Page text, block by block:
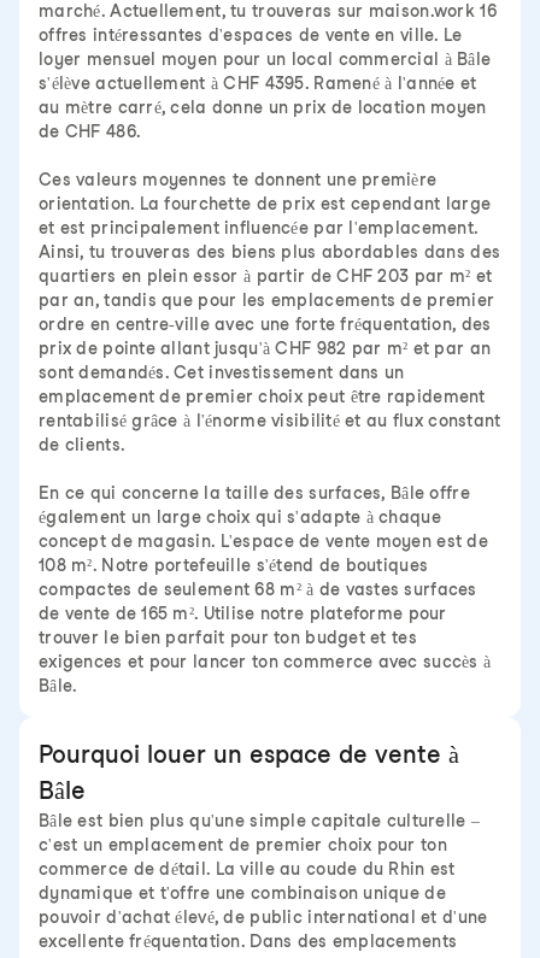
marché. Actuellement, tu trouveras sur maison.work 16
offres intéressantes d'espaces de vente en ville. Le
loyer mensuel moyen pour un local commercial à Bâle
s'élève actuellement à CHF 4395. Ramené à l'année et
au mètre carré, cela donne un prix de location moyen
de CHF 486.
Ces valeurs moyennes te donnent une première
orientation. La fourchette de prix est cependant large
et est principalement influencée par l'emplacement.
Ainsi, tu trouveras des biens plus abordables dans des
quartiers en plein essor à partir de CHF 203 par m² et
par an, tandis que pour les emplacements de premier
ordre en centre-ville avec une forte fréquentation, des
prix de pointe allant jusqu'à CHF 982 par m² et par an
sont demandés. Cet investissement dans un
emplacement de premier choix peut être rapidement
rentabilisé grâce à l'énorme visibilité et au flux constant
de clients.
En ce qui concerne la taille des surfaces, Bâle offre
également un large choix qui s'adapte à chaque
concept de magasin. L'espace de vente moyen est de
108 m². Notre portefeuille s'étend de boutiques
compactes de seulement 68 m² à de vastes surfaces
de vente de 165 m². Utilise notre plateforme pour
trouver le bien parfait pour ton budget et tes
exigences et pour lancer ton commerce avec succès à
Bâle.
Pourquoi louer un espace de vente à
Bâle
Bâle est bien plus qu'une simple capitale culturelle –
c'est un emplacement de premier choix pour ton
commerce de détail. La ville au coude du Rhin est
dynamique et t'offre une combinaison unique de
pouvoir d'achat élevé, de public international et d'une
excellente fréquentation. Dans des emplacements